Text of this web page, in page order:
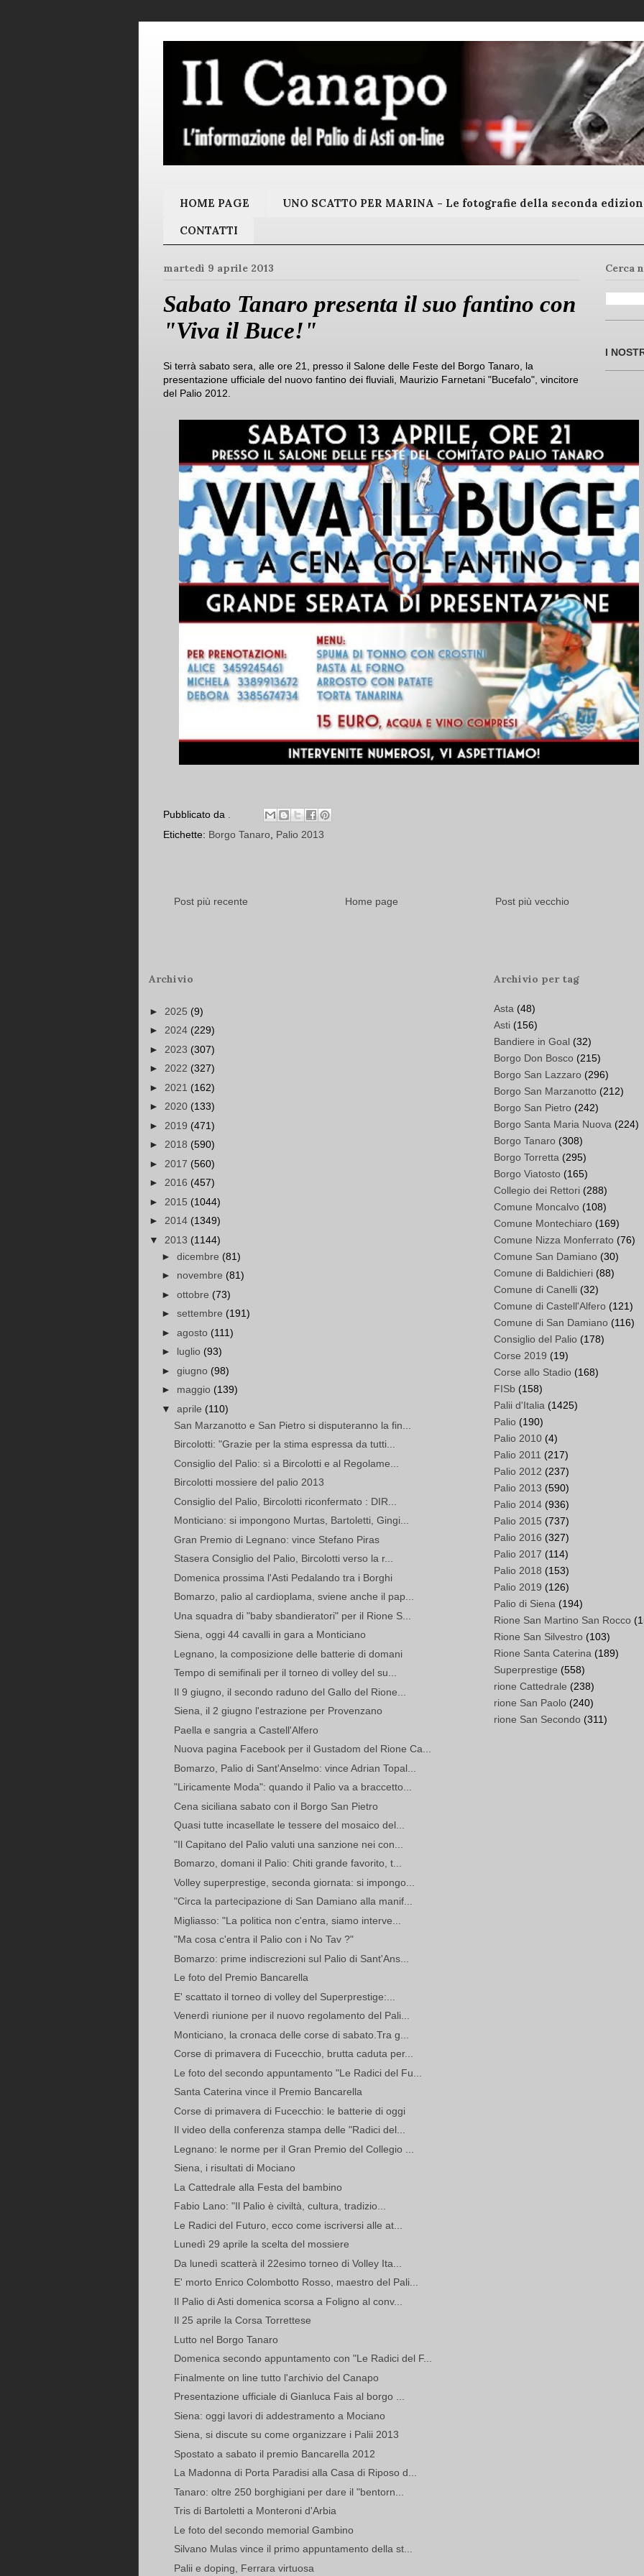
HOME PAGE UNO SCATTO PER MARINA - Le fotografie della seconda
CONTATTI
martedì 9 aprile 2013
Sabato Tanaro presenta il suo fantino con
"Viva il Buce!"
Si terrà sabato sera, alle ore 21, presso il Salone delle Feste del Borgo Tanaro, la
presentazione ufficiale del nuovo fantino dei fluviali, Maurizio Farnetani "Bucefalo", vincitore
del Palio 2012.
Pubblicato da
Etichette: Borgo Tanaro, Palio 2013
Post più recente Post più vecchio
Home page
Cerca
I
Archivio
► 2025 (9)
► 2024 (229)
► 2023 (307)
► 2022 (327)
► 2021 (162)
► 2020 (133)
► 2019 (471)
► 2018 (590)
► 2017 (560)
► 2016 (457)
► 2015 (1044)
► 2014 (1349)
▼ 2013 (1144)
► dicembre (81)
► novembre (81)
► ottobre (73)
► settembre (191)
► agosto (111)
► luglio (93)
► giugno (98)
► maggio (139)
▼ aprile (110)
San Marzanotto e San Pietro si disputeranno la fin...
Bircolotti: "Grazie per la stima espressa da tutti...
Consiglio del Palio: sì a Bircolotti e al Regolame...
Bircolotti mossiere del palio 2013
Consiglio del Palio, Bircolotti riconfermato : DIR...
Monticiano: si impongono Murtas, Bartoletti, Gingi...
Gran Premio di Legnano: vince Stefano Piras
Stasera Consiglio del Palio, Bircolotti verso la r...
Domenica prossima l'Asti Pedalando tra i Borghi
Bomarzo, palio al cardioplama, sviene anche il pap...
Una squadra di "baby sbandieratori" per il Rione S...
Siena, oggi 44 cavalli in gara a Monticiano
Legnano, la composizione delle batterie di domani
Tempo di semifinali per il torneo di volley del su...
Il 9 giugno, il secondo raduno del Gallo del Rione...
Siena, il 2 giugno l'estrazione per Provenzano
Paella e sangria a Castell'Alfero
Nuova pagina Facebook per il Gustadom del Rione Ca...
Bomarzo, Palio di Sant'Anselmo: vince Adrian Topal...
"Liricamente Moda": quando il Palio va a braccetto...
Cena siciliana sabato con il Borgo San Pietro
Quasi tutte incasellate le tessere del mosaico del...
"Il Capitano del Palio valuti una sanzione nei con...
Bomarzo, domani il Palio: Chiti grande favorito, t...
Volley superprestige, seconda giornata: si impongo...
"Circa la partecipazione di San Damiano alla manif...
Migliasso: "La politica non c'entra, siamo interve...
"Ma cosa c'entra il Palio con i No Tav ?"
Bomarzo: prime indiscrezioni sul Palio di Sant'Ans...
Le foto del Premio Bancarella
E' scattato il torneo di volley del Superprestige:...
Venerdì riunione per il nuovo regolamento del Pali...
Monticiano, la cronaca delle corse di sabato.Tra g...
Corse di primavera di Fucecchio, brutta caduta per...
Le foto del secondo appuntamento "Le Radici del Fu...
Santa Caterina vince il Premio Bancarella
Corse di primavera di Fucecchio: le batterie di oggi
Il video della conferenza stampa delle "Radici del...
Legnano: le norme per il Gran Premio del Collegio ...
Siena, i risultati di Mociano
La Cattedrale alla Festa del bambino
Fabio Lano: "Il Palio è civiltà, cultura, tradizio...
Le Radici del Futuro, ecco come iscriversi alle at...
Lunedì 29 aprile la scelta del mossiere
Da lunedì scatterà il 22esimo torneo di Volley Ita...
E' morto Enrico Colombotto Rosso, maestro del Pali...
Il Palio di Asti domenica scorsa a Foligno al conv...
Il 25 aprile la Corsa Torrettese
Lutto nel Borgo Tanaro
Domenica secondo appuntamento con "Le Radici del F...
Finalmente on line tutto l'archivio del Canapo
Presentazione ufficiale di Gianluca Fais al borgo ...
Siena: oggi lavori di addestramento a Mociano
Siena, si discute su come organizzare i Palii 2013
Spostato a sabato il premio Bancarella 2012
La Madonna di Porta Paradisi alla Casa di Riposo d...
Tanaro: oltre 250 borghigiani per dare il "bentorn...
Tris di Bartoletti a Monteroni d'Arbia
Le foto del secondo memorial Gambino
Silvano Mulas vince il primo appuntamento della st...
Palii e doping, Ferrara virtuosa
Archivio per tag
Asta (48)
Asti (156)
Bandiere in Goal (32)
Borgo Don Bosco (215)
Borgo San Lazzaro (296)
Borgo San Marzanotto (212)
Borgo San Pietro (242)
Borgo Santa Maria Nuova (224)
Borgo Tanaro (308)
Borgo Torretta (295)
Borgo Viatosto (165)
Collegio dei Rettori (288)
Comune Moncalvo (108)
Comune Montechiaro (169)
Comune Nizza Monferrato (76)
Comune San Damiano (30)
Comune di Baldichieri (88)
Comune di Canelli (32)
Comune di Castell'Alfero (121)
Comune di San Damiano (116)
Consiglio del Palio (178)
Corse 2019 (19)
Corse allo Stadio (168)
FISb (158)
Palii d'Italia (1425)
Palio (190)
Palio 2010 (4)
Palio 2011 (217)
Palio 2012 (237)
Palio 2013 (590)
Palio 2014 (936)
Palio 2015 (737)
Palio 2016 (327)
Palio 2017 (114)
Palio 2018 (153)
Palio 2019 (126)
Palio di Siena (194)
Rione San Martino San Rocco
Rione San Silvestro (103)
Rione Santa Caterina (189)
Superprestige (558)
rione Cattedrale (238)
rione San Paolo (240)
rione San Secondo (311)